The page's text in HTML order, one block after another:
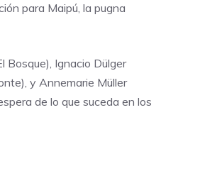
para Maipú, la pugna
Bosque), Ignacio Dülger
y Annemarie Müller
de lo que suceda en los